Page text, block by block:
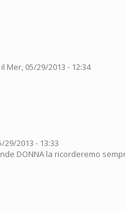
il Mer, 05/29/2013 - 12:34
29/2013 - 13:33
DONNA la ricorderemo